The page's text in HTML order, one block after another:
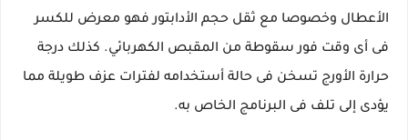
الأعطال وخصوصا مع ثقل حجم الأدابتور فهو معرض للكسر
فى أى وقت فور سقوطة من المقبص الكهربائي. كذلك درجة
حرارة الأورج تسخن فى حالة أستخدامه لفترات عزف طويلة مما
يؤدى إلى تلف فى البرنامج الخاص به.